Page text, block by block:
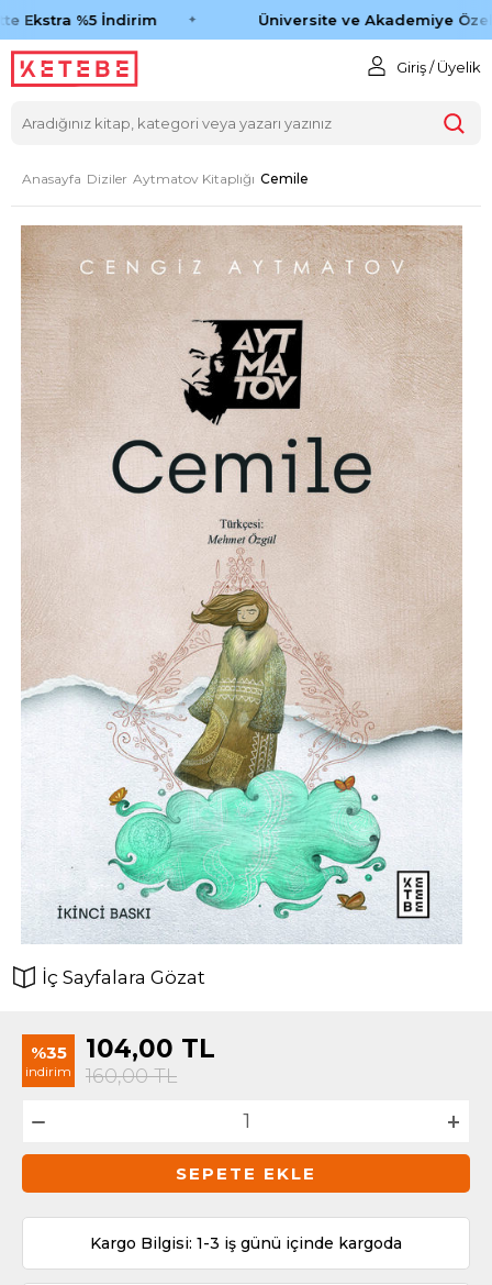
Ekstra %5 İndirim Üniversite ve Akademiye Özel
Giriş / Üyelik
Anasayfa Diziler Aytmatov Kitaplığı Cemile
İç Sayfalara Gözat
%35
indirim
104,00 TL
160,00TL
SEPETE EKLE
Kargo Bilgisi: 1-3 iş günü içinde kargoda